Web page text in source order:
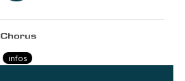
infos